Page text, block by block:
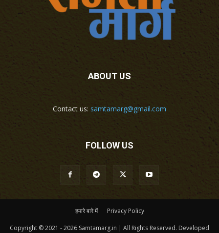
ABOUT US
Contact us: samtamarg@gmail.com
FOLLOW US
हमारे बारे में Privacy Policy
Copyright © 2021 - 2026 Samtamarg.in | All Rights Reserved. Developed